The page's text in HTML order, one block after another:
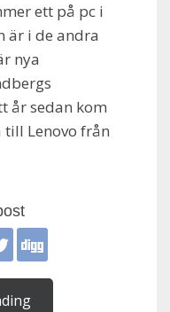
ett på pc i
är i de andra
nya
år sedan kom
Lenovo från